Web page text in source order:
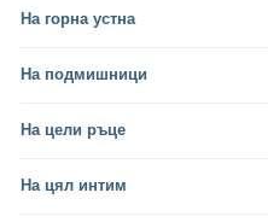
На горна устна
На подмишници
На цели ръце
На цял интим